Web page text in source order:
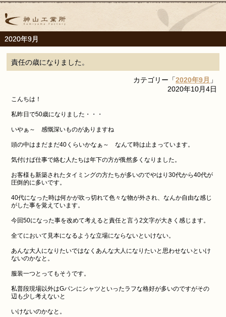
2020年9月
責任の歳になりました。
カテゴリー「2020年9月 」
2020年10月4日
こんちは！
私昨日で50歳になりました・・・
いやぁ～ 感慨深いものがありますね
頭の中はまだまだ40くらいかなぁ～ なんて時は止まっています。
気付けば仕事で絡む人たちは年下の方が俄然多くなりました。
お客様も新築されたタイミングの方たちが多いのでやはり30代から40代が
圧倒的に多いです。
40代になった時は何かが吹っ切れて色々な物が外され、なんか自由な感じ
がした事を覚えています。
今回50になった事を改めて考えると責任と言う2文字が大きく感じます。
全てにおいて見本になるような立場にならないといけない。
あんな大人になりたいではなくあんな大人になりたいと思わせないといけ
ないのかなと。
服装一つとってもそうです。
私普段現場以外はGパンにシャツといったラフな格好が多いのですがその
辺も少し考えないと
いけないのかなと。